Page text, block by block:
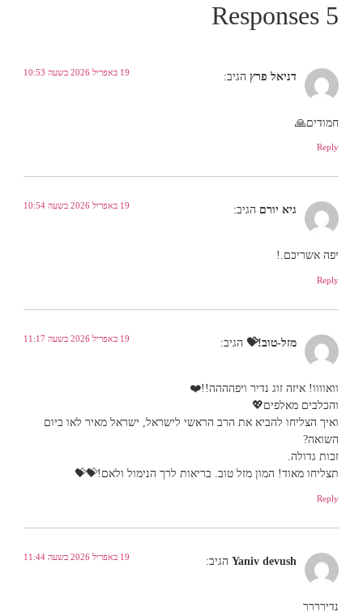
5 Responses
דניאל פרץ הגיב: 19 באפריל 2026 בשעה 10:53
חמודים🙏
Reply
גיא יורם הגיב: 19 באפריל 2026 בשעה 10:54
יפה אשריכם.!
Reply
מזל-טוב!💝 הגיב: 19 באפריל 2026 בשעה 11:17
וואוווו! איזה זוג נדיר ויפהההה!!❤️
והכלבים מאלפים💖
ואיך הצליחו להביא את הרב הראשי לישראל, ישראל מאיר לאו ביום
השואה?
זכות גדולה.
תצליחו מאוד! המון מזל טוב. בריאות לרך הנימול ולאם!💝💝
Reply
Yaniv devush הגיב: 19 באפריל 2026 בשעה 11:44
נדירררר